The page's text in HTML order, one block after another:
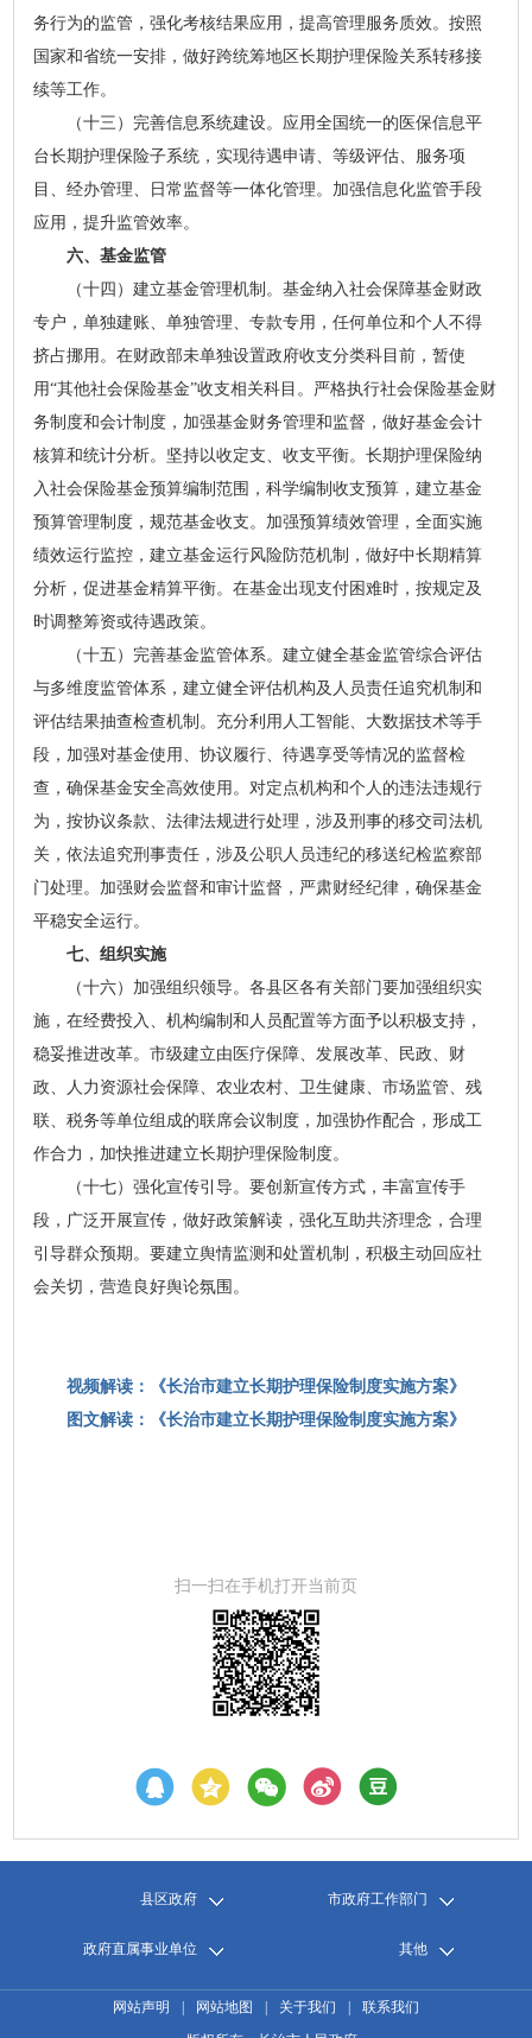
务行为的监管，强化考核结果应用，提高管理服务质效。按照
国家和省统一安排，做好跨统筹地区长期护理保险关系转移接
续等工作。
（十三）完善信息系统建设。应用全国统一的医保信息平
台长期护理保险子系统，实现待遇申请、等级评估、服务项
目、经办管理、日常监督等一体化管理。加强信息化监管手段
应用，提升监管效率。
六、基金监管
（十四）建立基金管理机制。基金纳入社会保障基金财政
专户，单独建账、单独管理、专款专用，任何单位和个人不得
挤占挪用。在财政部未单独设置政府收支分类科目前，暂使
用“其他社会保险基金”收支相关科目。严格执行社会保险基金财
务制度和会计制度，加强基金财务管理和监督，做好基金会计
核算和统计分析。坚持以收定支、收支平衡。长期护理保险纳
入社会保险基金预算编制范围，科学编制收支预算，建立基金
预算管理制度，规范基金收支。加强预算绩效管理，全面实施
绩效运行监控，建立基金运行风险防范机制，做好中长期精算
分析，促进基金精算平衡。在基金出现支付困难时，按规定及
时调整筹资或待遇政策。
（十五）完善基金监管体系。建立健全基金监管综合评估
与多维度监管体系，建立健全评估机构及人员责任追究机制和
评估结果抽查检查机制。充分利用人工智能、大数据技术等手
段，加强对基金使用、协议履行、待遇享受等情况的监督检
查，确保基金安全高效使用。对定点机构和个人的违法违规行
为，按协议条款、法律法规进行处理，涉及刑事的移交司法机
关，依法追究刑事责任，涉及公职人员违纪的移送纪检监察部
门处理。加强财会监督和审计监督，严肃财经纪律，确保基金
平稳安全运行。
七、组织实施
（十六）加强组织领导。各县区各有关部门要加强组织实
施，在经费投入、机构编制和人员配置等方面予以积极支持，
稳妥推进改革。市级建立由医疗保障、发展改革、民政、财
政、人力资源社会保障、农业农村、卫生健康、市场监管、残
联、税务等单位组成的联席会议制度，加强协作配合，形成工
作合力，加快推进建立长期护理保险制度。
（十七）强化宣传引导。要创新宣传方式，丰富宣传手
段，广泛开展宣传，做好政策解读，强化互助共济理念，合理
引导群众预期。要建立舆情监测和处置机制，积极主动回应社
会关切，营造良好舆论氛围。
视频解读：《长治市建立长期护理保险制度实施方案》
图文解读：《长治市建立长期护理保险制度实施方案》
扫一扫在手机打开当前页
县区政府 市政府工作部门
政府直属事业单位 其他
网站声明 网站地图 关于我们
联系我们